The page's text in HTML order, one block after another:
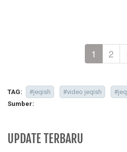
1 2
TAG:
#jeqish #video jeqish
Sumber:
UPDATE TERBARU